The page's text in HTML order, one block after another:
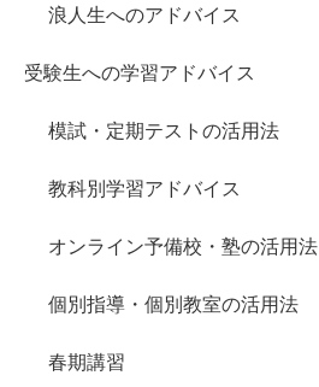
浪人生へのアドバイス
受験生への学習アドバイス
模試・定期テストの活用法
教科別学習アドバイス
オンライン予備校・塾の活用法
個別指導・個別教室の活用法
春期講習